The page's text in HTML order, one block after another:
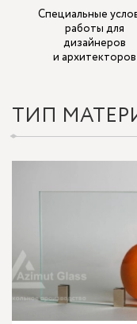
Специальные
работы для
дизайнеров
и архитекторов
ТИП